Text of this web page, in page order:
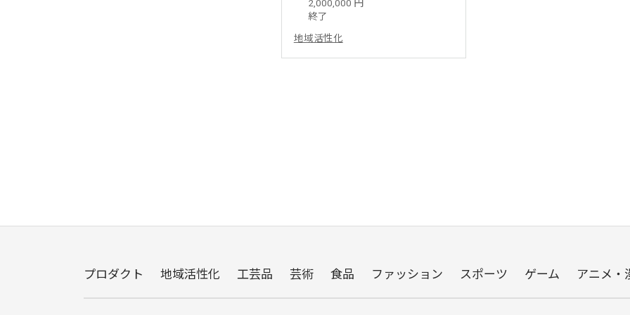
2,000,000 円
終了
地域活性化
プロダクト 地域活性化 工芸品 芸術 食品 ファッション スポーツ ゲーム アニメ・